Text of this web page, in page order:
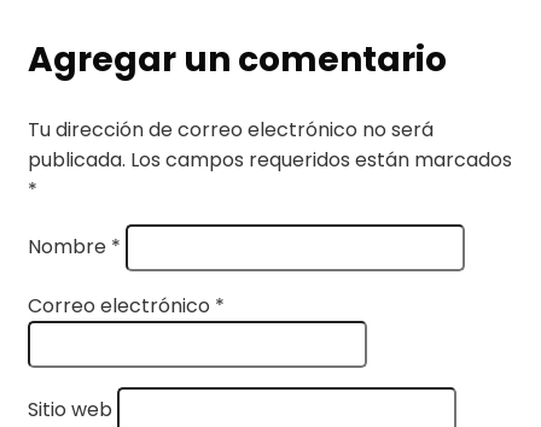
Agregar un comentario
Tu dirección de correo electrónico no será
publicada. Los campos requeridos están marcados
*
Nombre *
Correo electrónico *
Sitio web